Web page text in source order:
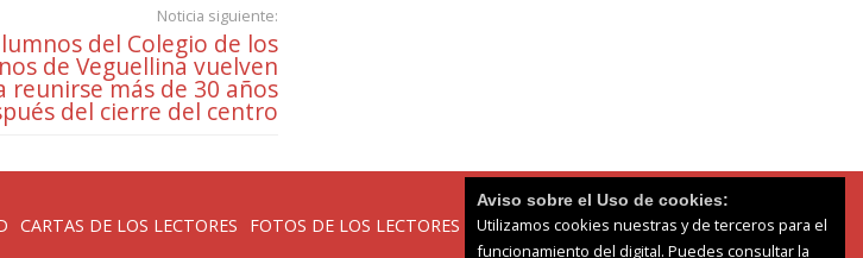
Noticia siguiente:
del Colegio de los
de Veguellina vuelven
reunirse más de 30 años
del cierre del centro
CARTAS DE LOS LECTORES
FOTOS DE LOS LECTORES
Aviso sobre el Uso de cookies:
Utilizamos cookies nuestras y de terceros para el
funcionamiento del digital. Puedes consultar la